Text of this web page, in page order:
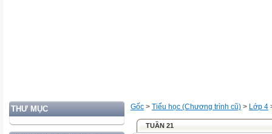
THƯ MỤC Gốc > Tiểu học (Chương trình cũ) > Lớp 4
TUẦN 21